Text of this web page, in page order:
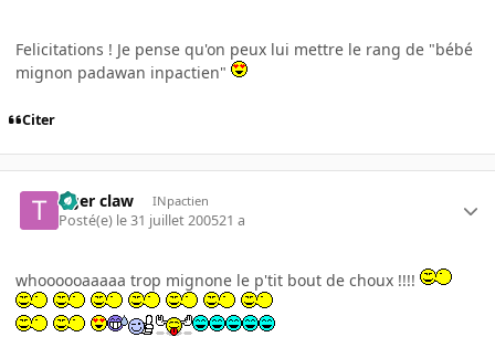
Felicitations ! Je pense qu'on peux lui mettre le rang de "bébé
mignon padawan inpactien"
Citer
tiger claw INpactien
Posté(e) le 31 juillet 200521 a
whoooooaaaaa trop mignone le p'tit bout de choux !!!!